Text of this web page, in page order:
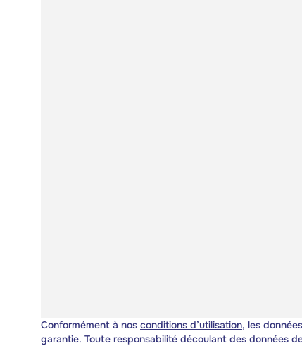
Conformément à nos conditions d’utilisation, les
garantie. Toute responsabilité découlant des données